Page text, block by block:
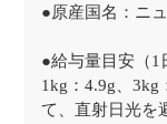
●原産国名：ニ
●給与量目安（1
1kg：4.9g、3kg
て、直射日光を